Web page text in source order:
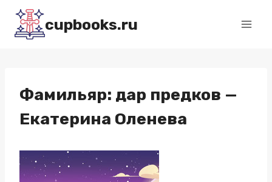
Перейти
содержимому
cupbooks.ru
Фамильяр: дар предков —
Екатерина Оленева